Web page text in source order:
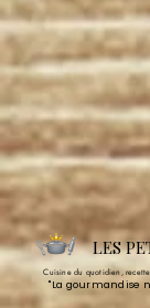
LES
Cuisine du quotidien,
"La gourmandise